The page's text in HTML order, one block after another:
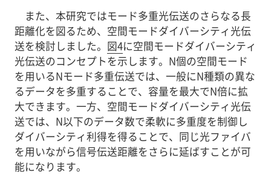
また、本研究ではモード多重光伝送のさらなる長
距離化を図るため、空間モードダイバーシティ光伝
送を検討しました。 図4に空間モードダイバーシティ
光伝送のコンセプトを示します。N個の空間モード
を用いるNモード多重伝送では、一般にN種類の異な
るデータを多重することで、容量を最大でN倍に拡
大できます。一方、空間モードダイバーシティ光伝
送では、N以下のデータ数で柔軟に多重度を制御し
ダイバーシティ利得を得ることで、同じ光ファイバ
を用いながら信号伝送距離をさらに延ばすことが可
能になります。